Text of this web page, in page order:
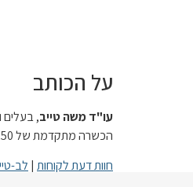
על הכותב
עו"ד משה טייב
הכשרה מתקדמת של 250 שעות בפיתוח ויישומי AI לצורך ניתוח מסמכים, חוות דעת רפואיות ותיקי נכות מורכבים, כלי שמשפר את היכולת לזהות פערים בהחלטות ועדות ולתקוף אותן בצורה ממוקדת.
חוות דעת לקוחות | לב-